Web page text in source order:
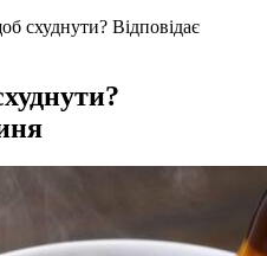
схуднути? Відповідає